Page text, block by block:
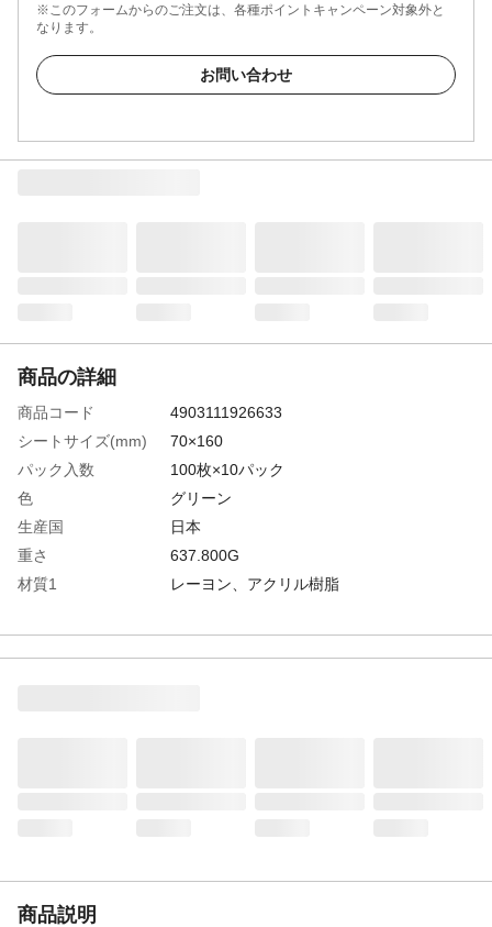
※このフォームからのご注文は、各種ポイントキャンペーン対象外と
なります。
お問い合わせ
商品の詳細
商品コード
4903111926633
シートサイズ(mm)
70×160
パック入数
100枚×10パック
色
グリーン
生産国
日本
重さ
637.800G
材質1
レーヨン、アクリル樹脂
商品説明